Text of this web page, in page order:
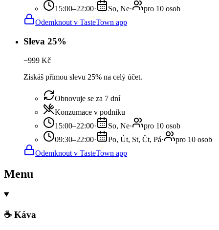
15:00–22:00· So, Ne·
pro 10 osob
Odemknout v TasteTown app
Sleva 25%
−999 Kč
Získáš přímou slevu 25% na celý účet.
Obnovuje se za 7 dní
Konzumace v podniku
15:00–22:00· So, Ne·
pro 10 osob
09:30–22:00· Po, Út, St, Čt, Pá·
pro 10 osob
Odemknout v TasteTown app
Menu
☕ Káva